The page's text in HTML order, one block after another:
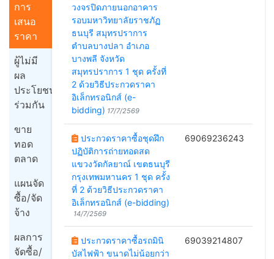
การ
เสนอ
ราคา
ผู้ไม่มี
ผล
ประโยชน์
ร่วมกัน
ขาย
ทอด
ตลาด
แผนจัด
ซื้อ/จัด
จ้าง
ผลการ
จัดซื้อ/
วงจรปิดภายนอกอาคาร
รอบมหาวิทยาลัยราชภัฏ
ธนบุรี สมุทรปราการ
ตำบลบางปลา อำเภอ
บางพลี จังหวัด
สมุทรปราการ 1 ชุด ครั้งที่
2 ด้วยวิธีประกวดราคา
อิเล็กทรอนิกส์ (e-
bidding) 17/7/2569
ประกวดราคาซื้อชุดฝึก
ปฏิบัติการถ่ายทอดสด
แขวงวัดกัลยาณ์ เขตธนบุรี
กรุงเทพมหานคร 1 ชุด ครั้ง
ที่ 2 ด้วยวิธีประกวดราคา
อิเล็กทรอนิกส์ (e-bidding)
14/7/2569
69069236243
ประกวดราคาซื้อรถมินิ
บัสไฟฟ้า ขนาดไม่น้อยกว่า
69039214807